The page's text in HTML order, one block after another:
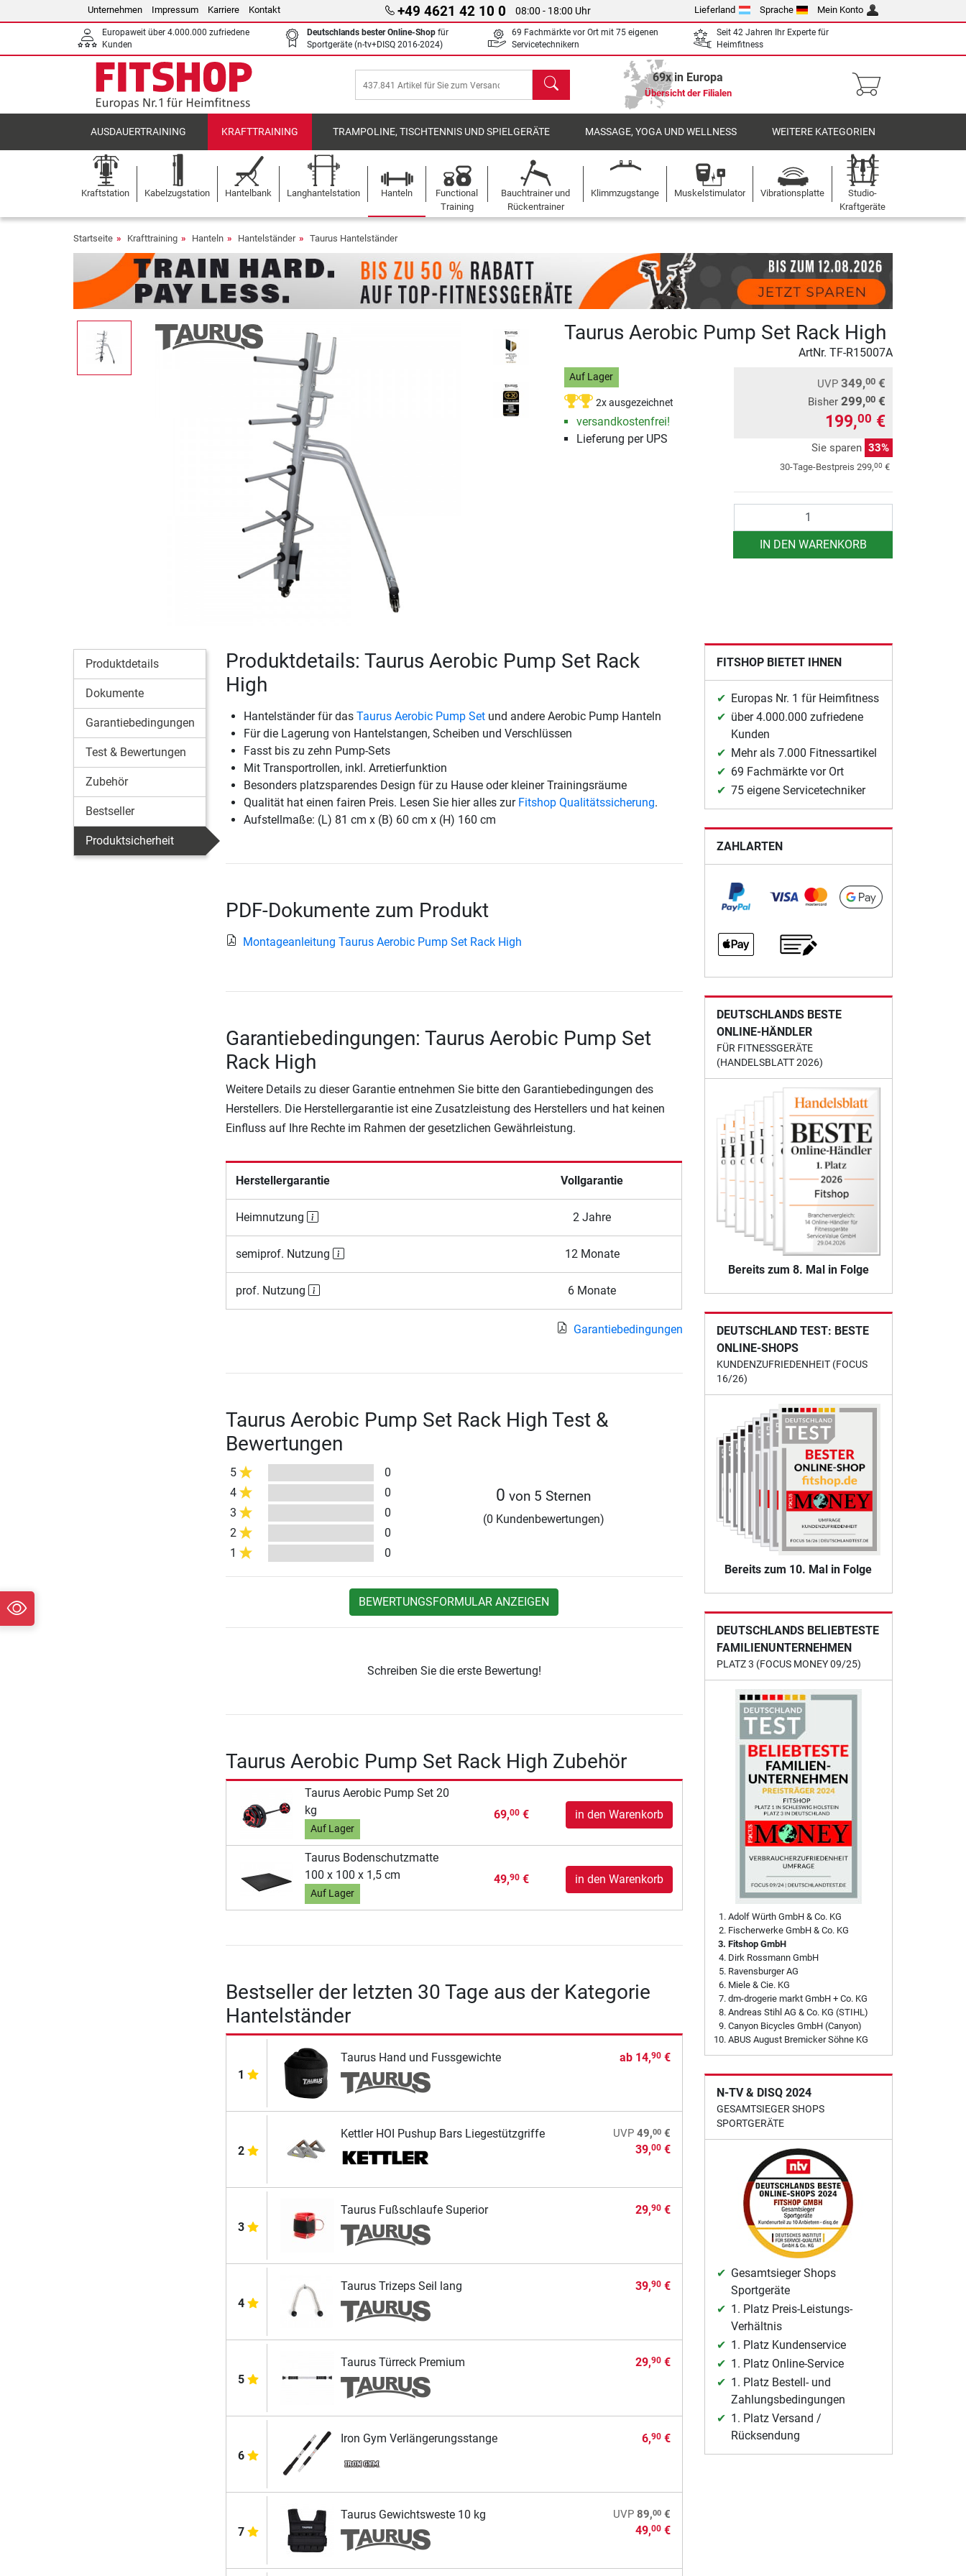
Unternehmen Impressum Karriere Kontakt +49 4621 42 10 0 08:00 - 18:00 Uhr Lieferland Sprache Mein Konto
Europaweit über 4.000.000 zufriedene
Kunden
Deutschlands bester Online-Shop für
Sportgeräte (n-tv+DISQ 2016-2024)
69 Fachmärkte vor Ort mit 75 eigenen
Servicetechnikern
Seit 42 Jahren Ihr Experte für
Heimfitness
Suchen 69x in Europa
Übersicht der Filialen
AUSDAUERTRAINING KRAFTTRAINING TRAMPOLINE, TISCHTENNIS UND SPIELGERÄTE MASSAGE, YOGA UND WELLNESS WEITERE KATEGORIEN
Kraftstation Kabelzugstation Hantelbank Langhantelstation Hanteln
Functional
Training
Bauchtrainer und
Rückentrainer
Klimmzugstange Muskelstimulator Vibrationsplatte
Studio-
Kraftgeräte
Startseite Krafttraining Hanteln Hantelständer Taurus Hantelständer
Taurus Aerobic Pump Set Rack High
ArtNr. TF-R15007A
Auf Lager
2x ausgezeichnet
versandkostenfrei!
Lieferung per UPS
UVP 349,00 €
Bisher 299,00 €
199,00 €
Sie sparen 33%
30-Tage-Bestpreis 299,00 €
IN DEN WARENKORB
Produktdetails
Dokumente
Garantiebedingungen
Test & Bewertungen
Zubehör
Bestseller
Produktsicherheit
Produktdetails: Taurus Aerobic Pump Set Rack
High
Hantelständer für das Taurus Aerobic Pump Setund andere Aerobic Pump Hanteln
Für die Lagerung von Hantelstangen, Scheiben und Verschlüssen
Fasst bis zu zehn Pump-Sets
Mit Transportrollen, inkl. Arretierfunktion
Besonders platzsparendes Design für zu Hause oder kleiner Trainingsräume
Qualität hat einen fairen Preis. Lesen Sie hier alles zur Fitshop Qualitätssicherung.
Aufstellmaße: (L) 81 cm x (B) 60 cm x (H) 160 cm
PDF-Dokumente zum Produkt
Montageanleitung Taurus Aerobic Pump Set Rack High
Garantiebedingungen: Taurus Aerobic Pump Set
Rack High
Weitere Details zu dieser Garantie entnehmen Sie bitte den Garantiebedingungen des
Herstellers. Die Herstellergarantie ist eine Zusatzleistung des Herstellers und hat keinen
Einfluss auf Ihre Rechte im Rahmen der gesetzlichen Gewährleistung.
Herstellergarantie Vollgarantie
Heimnutzung 2 Jahre
semiprof. Nutzung 12 Monate
prof. Nutzung 6 Monate
Garantiebedingungen
Taurus Aerobic Pump Set Rack High Test &
Bewertungen
5
0
4
0
3
0
2
0
1
0
0 von 5 Sternen
(0 Kundenbewertungen)
BEWERTUNGSFORMULAR ANZEIGEN
Schreiben Sie die erste Bewertung!
Taurus Aerobic Pump Set Rack High Zubehör
Taurus Aerobic Pump Set 20
kg
Auf Lager
69,00€ in den Warenkorb
Taurus Bodenschutzmatte
100 x 100 x 1,5 cm
Auf Lager
49,90€ in den Warenkorb
Bestseller der letzten 30 Tage aus der Kategorie
Hantelständer
1
Taurus Hand und Fussgewichte ab 14,90 €
2
Kettler HOI Pushup Bars Liegestützgriffe UVP 49,00 €
39,00 €
3
Taurus Fußschlaufe Superior 29,90 €
4
Taurus Trizeps Seil lang 39,90 €
5
Taurus Türreck Premium 29,90 €
6
Iron Gym Verlängerungsstange 6,90 €
7
Taurus Gewichtsweste 10 kg UVP 89,00 €
49,00 €
FITSHOP BIETET IHNEN
Europas Nr. 1 für Heimfitness
über 4.000.000 zufriedene
Kunden
Mehr als 7.000 Fitnessartikel
69 Fachmärkte vor Ort
75 eigene Servicetechniker
ZAHLARTEN
DEUTSCHLANDS BESTE
ONLINE-HÄNDLER
FÜR FITNESSGERÄTE
(HANDELSBLATT 2026)
Bereits zum 8. Mal in Folge
DEUTSCHLAND TEST: BESTE
ONLINE-SHOPS
KUNDENZUFRIEDENHEIT (FOCUS
16/26)
Bereits zum 10. Mal in Folge
DEUTSCHLANDS BELIEBTESTE
FAMILIENUNTERNEHMEN
PLATZ 3 (FOCUS MONEY 09/25)
Adolf Würth GmbH & Co. KG
Fischerwerke GmbH & Co. KG
Fitshop GmbH
Dirk Rossmann GmbH
Ravensburger AG
Miele & Cie. KG
dm-drogerie markt GmbH + Co. KG
Andreas Stihl AG & Co. KG (STIHL)
Canyon Bicycles GmbH (Canyon)
ABUS August Bremicker Söhne KG
N-TV & DISQ 2024
GESAMTSIEGER SHOPS
SPORTGERÄTE
Gesamtsieger Shops
Sportgeräte
1. Platz Preis-Leistungs-
Verhältnis
1. Platz Kundenservice
1. Platz Online-Service
1. Platz Bestell- und
Zahlungsbedingungen
1. Platz Versand /
Rücksendung